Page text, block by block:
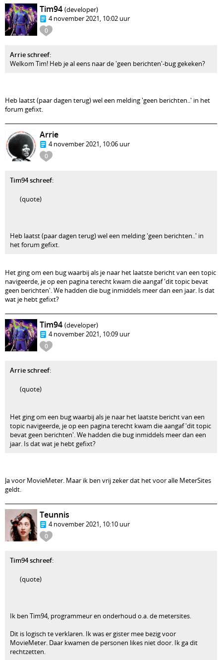
0
Tim94 (developer)
4 november 2021, 10:02 uur
Arrie schreef:
Welkom Tim! Heb je al eens naar de 'geen berichten'-bug gekeken?
Heb laatst (paar dagen terug) wel een melding 'geen berichten..' in het
forum gefixt.
0
Arrie
4 november 2021, 10:06 uur
Tim94 schreef:
(quote)
Heb laatst (paar dagen terug) wel een melding 'geen berichten..' in
het forum gefixt.
Het ging om een bug waarbij als je naar het laatste bericht van een topic
navigeerde, je op een pagina terecht kwam die aangaf 'dit topic bevat
geen berichten'. We hadden die bug inmiddels meer dan een jaar. Is dat
wat je hebt gefixt?
0
Tim94 (developer)
4 november 2021, 10:09 uur
Arrie schreef:
(quote)
Het ging om een bug waarbij als je naar het laatste bericht van een
topic navigeerde, je op een pagina terecht kwam die aangaf 'dit topic
bevat geen berichten'. We hadden die bug inmiddels meer dan een
jaar. Is dat wat je hebt gefixt?
Ja voor MovieMeter. Maar ik ben vrij zeker dat het voor alle MeterSites
geldt.
0
Teunnis
4 november 2021, 10:10 uur
Tim94 schreef:
(quote)
Ik ben Tim94, programmeur en onderhoud o.a. de metersites.
Dit is logisch te verklaren. Ik was er gister mee bezig voor
MovieMeter. Daar kwamen de personen likes niet door. Ik ga dit
rechtzetten.